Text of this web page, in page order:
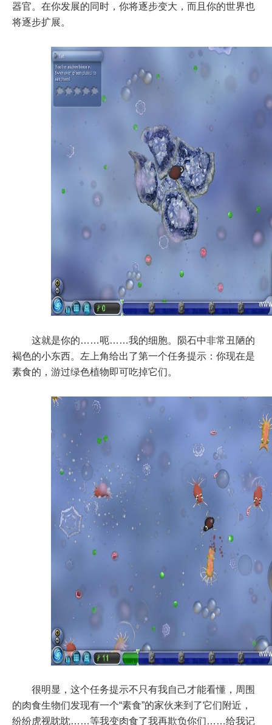
器官。在你发展的同时，你将逐步变大，而且你的世界也
将逐步扩展。
这就是你的……呃……我的细胞。陨石中非常丑陋的
褐色的小东西。左上角给出了第一个任务提示：你现在是
素食的，游过绿色植物即可吃掉它们。
很明显，这个任务提示不只有我自己才能看懂，周围
的肉食生物们发现有一个“素食”的家伙来到了它们附近，
纷纷虎视眈眈……等我变肉食了我再欺负你们……给我记